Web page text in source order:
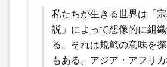
私たちが生きる世界は「
説」によって想像的に組
る。それは規範の意味を
もある。アジア・アフリ